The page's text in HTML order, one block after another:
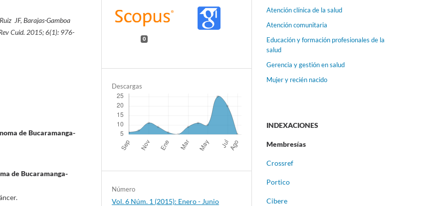
JF, Barajas-Gamboa
Cuid. 2015;6(1): 976-
de Bucaramanga-
de Bucaramanga-
0
Descargas
Número
Vol. 6 Núm. 1 (2015): Enero - Junio
Atención clínica de la salud
Atención comunitaria
Educación y formación profesionales de la
salud
Gerencia y gestión en salud
Mujer y recién nacido
INDEXACIONES
Membresías
Crossref
Portico
Cibere